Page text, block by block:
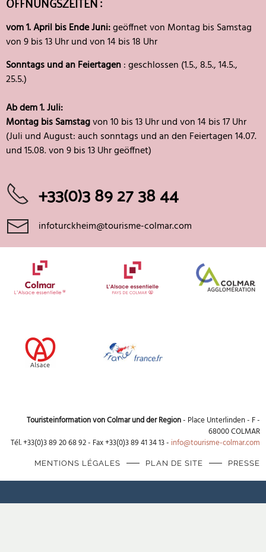
vom 1. April bis Ende Juni:geöffnet von Montag bis Samstag
von 9 bis 13 Uhr und von 14 bis 18 Uhr
Sonntags und an Feiertagen: geschlossen (1.5., 8.5., 14.5.,
25.5.)
Ab dem 1. Juli:
Montag bis Samstagvon 10 bis 13 Uhr und von 14 bis 17 Uhr
(Juli und August: auch sonntags und an den Feiertagen 14.07.
und 15.08. von 9 bis 13 Uhr geöffnet)
+33(0)3 89 27 38 44
infoturckheim@tourisme-colmar.com
Touristeinformation von Colmar und der Region- Place Unterlinden - F -
68000 COLMAR
Tél. +33(0)3 89 20 68 92 - Fax +33(0)3 89 41 34 13 - info@tourisme-colmar.com
MENTIONS LÉGALES PLAN DE SITE PRESSE